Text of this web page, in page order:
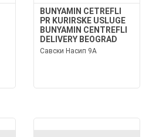
BUNYAMIN CETREFLI
PR KURIRSKE USLUGE
BUNYAMIN CENTREFLI
DELIVERY BEOGRAD
Савски Насип 9А